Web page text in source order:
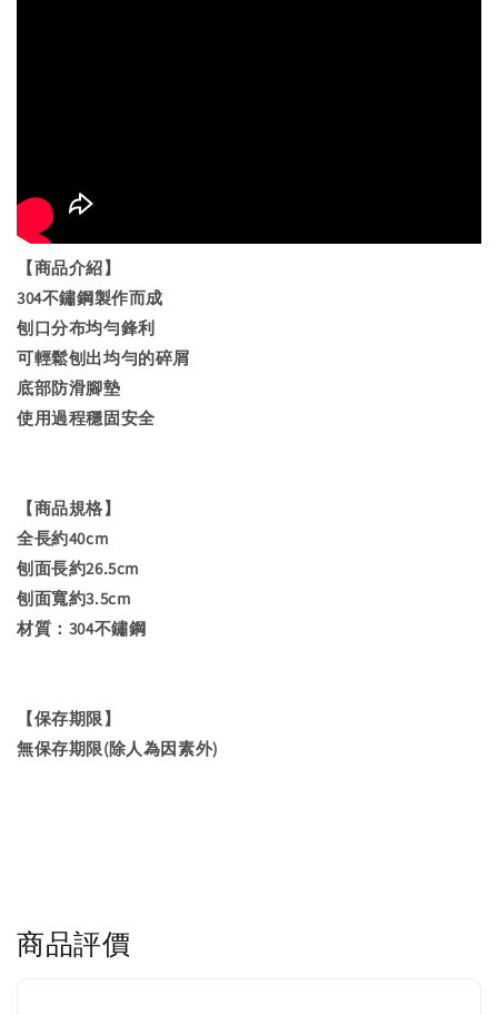
【商品介紹】
304不鏽鋼製作而成
刨口分布均勻鋒利
可輕鬆刨出均勻的碎屑
底部防滑腳墊
使用過程穩固安全
【商品規格】
全長約40cm
刨面長約26.5cm
刨面寬約3.5cm
材質：304不鏽鋼
【保存期限】
無保存期限(除人為因素外)
商品評價